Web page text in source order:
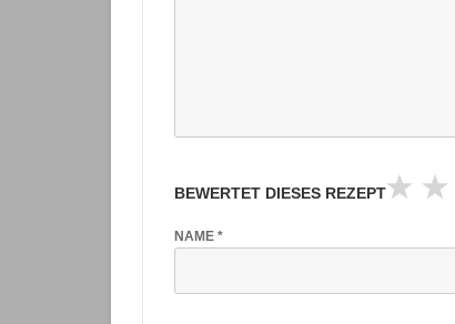
BEWERTET DIESES REZEPT
NAME *